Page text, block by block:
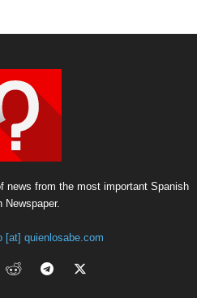
news from the most important Spanish
Newspaper.
[at] quienlosabe.com